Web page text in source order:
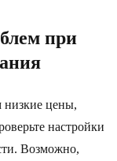
при
низкие цены,
настройки
Возможно,